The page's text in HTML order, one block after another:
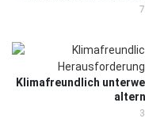
Klimafreundlich